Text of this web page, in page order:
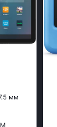
мм